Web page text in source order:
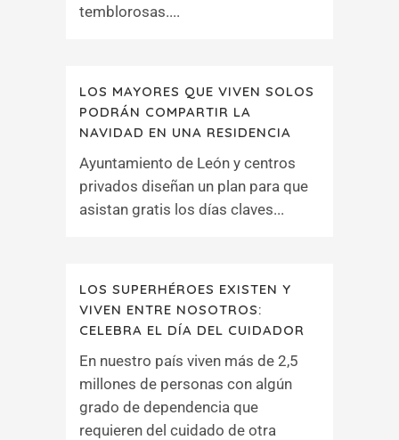
temblorosas....
LOS MAYORES QUE VIVEN SOLOS
PODRÁN COMPARTIR LA
NAVIDAD EN UNA RESIDENCIA
Ayuntamiento de León y centros
privados diseñan un plan para que
asistan gratis los días claves...
LOS SUPERHÉROES EXISTEN Y
VIVEN ENTRE NOSOTROS:
CELEBRA EL DÍA DEL CUIDADOR
En nuestro país viven más de 2,5
millones de personas con algún
grado de dependencia que
requieren del cuidado de otra